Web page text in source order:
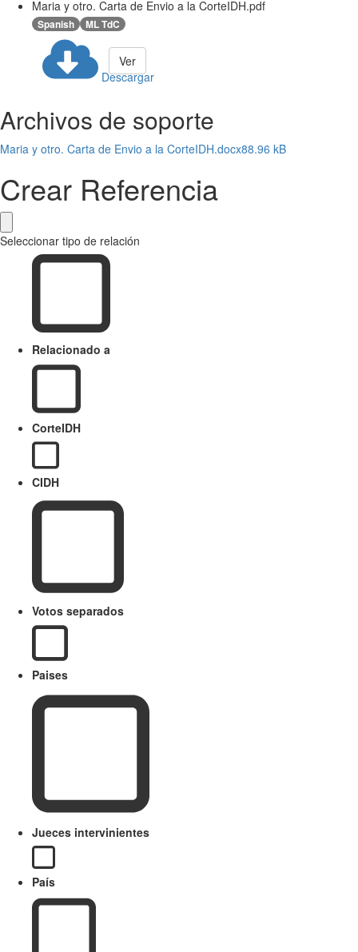
Maria y otro. Carta de Envio a la CorteIDH.pdf
Spanish ML TdC
Descargar
Ver
Archivos de soporte
Maria y otro. Carta de Envio a la CorteIDH.docx88.96 kB
Crear Referencia
Seleccionar tipo de relación
Relacionado a
CorteIDH
CIDH
Votos separados
Paises
Jueces intervinientes
País